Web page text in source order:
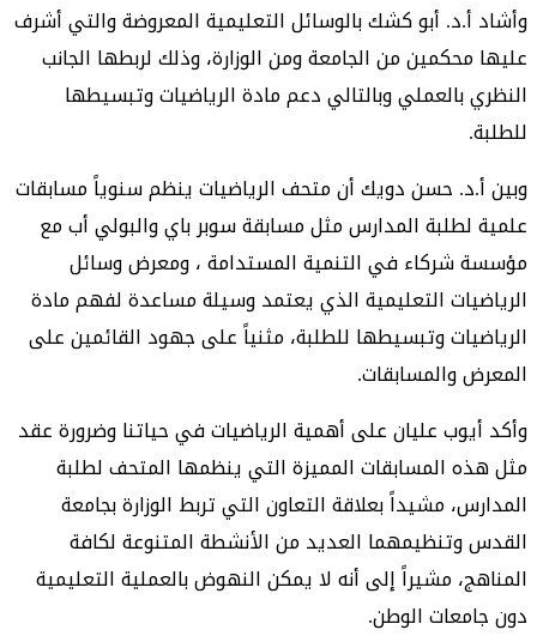
وأشاد أ.د. أبو كشك بالوسائل التعليمية المعروضة والتي أشرف
عليها محكمين من الجامعة ومن الوزارة، وذلك لربطها الجانب
النظري بالعملي وبالتالي دعم مادة الرياضيات وتبسيطها
للطلبة.
وبين أ.د. حسن دويك أن متحف الرياضيات ينظم سنوياً مسابقات
علمية لطلبة المدارس مثل مسابقة سوبر باي والبولي أب مع
مؤسسة شركاء في التنمية المستدامة ، ومعرض وسائل
الرياضيات التعليمية الذي يعتمد وسيلة مساعدة لفهم مادة
الرياضيات وتبسيطها للطلبة، مثنياً على جهود القائمين على
المعرض والمسابقات.
وأكد أيوب عليان على أهمية الرياضيات في حياتنا وضرورة عقد
مثل هذه المسابقات المميزة التي ينظمها المتحف لطلبة
المدارس، مشيداً بعلاقة التعاون التي تربط الوزارة بجامعة
القدس وتنظيمهما العديد من الأنشطة المتنوعة لكافة
المناهج، مشيراً إلى أنه لا يمكن النهوض بالعملية التعليمية
دون جامعات الوطن.